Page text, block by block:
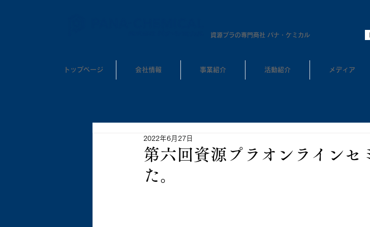
​資源プラの専門商社 パナ・ケミカル
トップページ 会社情報 事業紹介 活動紹介 メディア
第六回資源プラオンラインセ
た。
2022年6月27日